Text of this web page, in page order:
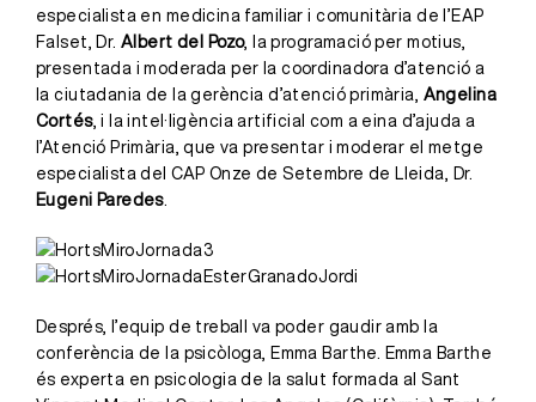
especialista en medicina familiar i comunitària de l’EAP
Falset, Dr. Albert del Pozo, la programació per motius,
presentada i moderada per la coordinadora d’atenció a
la ciutadania de la gerència d’atenció primària, Angelina
Cortés, i la intel·ligència artificial com a eina d’ajuda a
l’Atenció Primària, que va presentar i moderar el metge
especialista del CAP Onze de Setembre de Lleida, Dr.
Eugeni Paredes.
Després, l’equip de treball va poder gaudir amb la
conferència de la psicòloga, Emma Barthe. Emma Barthe
és experta en psicologia de la salut formada al Sant